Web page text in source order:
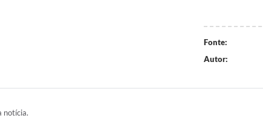
Fonte:
Autor:
notícia.